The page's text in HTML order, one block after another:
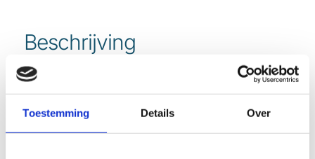
Toestemming Details Over
Beschrijving
18:30 – 19:30 voor BO
19:00 – 20:15 voor VO